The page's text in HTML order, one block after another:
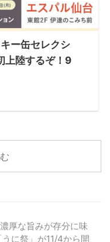
ー缶セレクシ
上陸するぞ！9
厚な旨みが存分に味
に祭」が11/4から開